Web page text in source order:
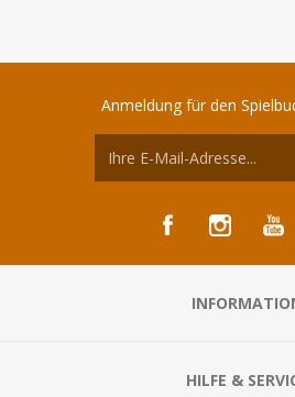
Anmeldung für den
HILFE &